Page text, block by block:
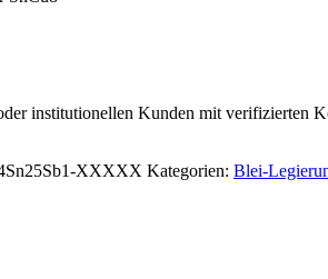
institutionellen Kunden mit verifizierten
XXXXX Kategorien: Blei-